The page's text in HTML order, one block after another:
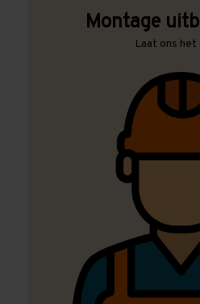
Montage
Laat ons het